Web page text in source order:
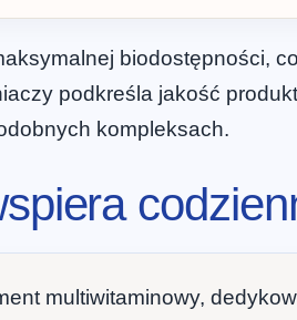
biodostępności,
podkreśla jakość
kompleksach.
multiwitaminowy,